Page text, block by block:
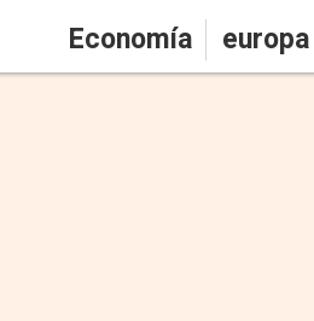
Economía europa